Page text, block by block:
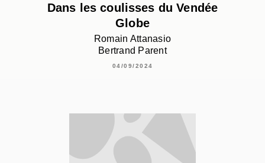
Dans les coulisses du Vendée
Globe
Romain Attanasio
Bertrand Parent
04/09/2024